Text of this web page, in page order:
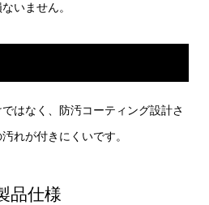
いません。
はなく、防汚コーティング設計さ
れが付きにくいです。
品仕様